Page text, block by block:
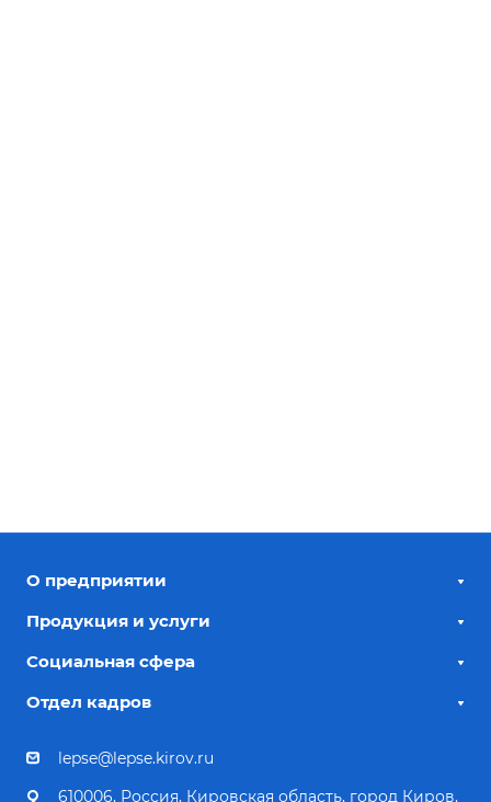
О предприятии
Продукция и услуги
Социальная сфера
Отдел кадров
lepse@lepse.kirov.ru
610006, Россия, Кировская область, город Киров,